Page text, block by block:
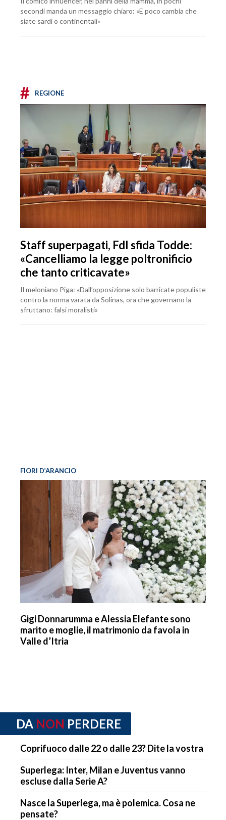
secondi manda un messaggio chiaro: «E poco cambia che
siate sardi o continentali»
# REGIONE
Staff superpagati, FdI sfida Todde:
«Cancelliamo la legge poltronificio
che tanto criticavate»
Il meloniano Piga: «Dall’opposizione solo barricate populiste
contro la norma varata da Solinas, ora che governano la
sfruttano: falsi moralisti»
FIORI D’ARANCIO
Gigi Donnarumma e Alessia Elefante sono
marito e moglie, il matrimonio da favola in
Valle d’Itria
DA NON PERDERE
Coprifuoco dalle 22 o dalle 23? Dite la vostra
Superlega: Inter, Milan e Juventus vanno
escluse dalla Serie A?
Nasce la Superlega, ma è polemica. Cosa ne
pensate?